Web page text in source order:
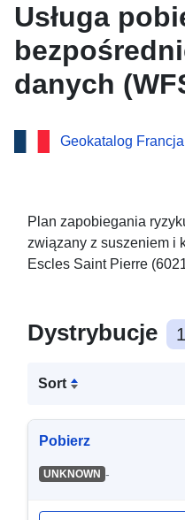
Usługa
danych
PPR
(60219)
Geokatalog Francja
Plan zapobiegania
związany z suszeniem i
Escles Saint Pierre
Dystrybucje 1
Sort
Pobierz
UNKNOWN -